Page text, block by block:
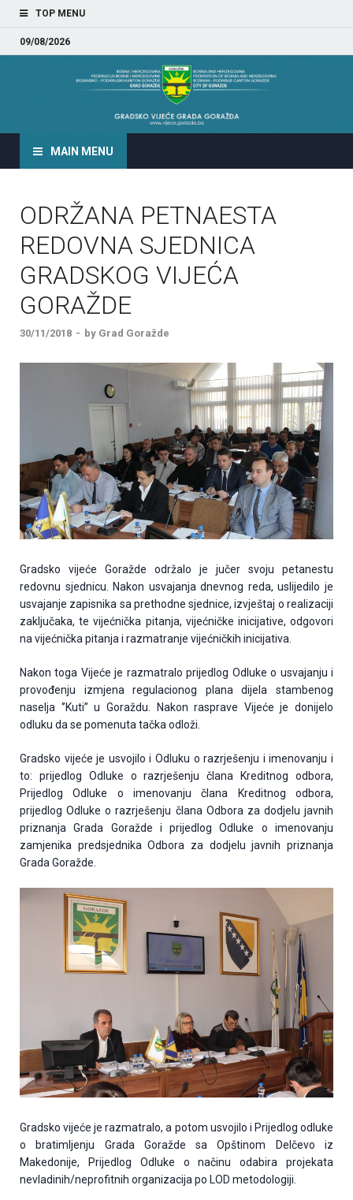
TOP MENU
09/08/2026
GRADSKO VIJEĆE GRADA
MAIN MENU
ODRŽANA PETNAESTA
REDOVNA SJEDNICA
GRADSKOG VIJEĆA
GORAŽDE
30/11/2018 - by Grad Goražde
Gradsko vijeće Goražde održalo je jučer svoju petanestu
redovnu sjednicu. Nakon usvajanja dnevnog reda, uslijedilo je
usvajanje zapisnika sa prethodne sjednice, izvještaj o realizaciji
zaključaka, te vijećnička pitanja, vijećničke inicijative, odgovori
na vijećnička pitanja i razmatranje vijećničkih inicijativa.
Nakon toga Vijeće je razmatralo prijedlog Odluke o usvajanju i
provođenju izmjena regulacionog plana dijela stambenog
naselja ‘’Kuti’’ u Goraždu. Nakon rasprave Vijeće je donijelo
odluku da se pomenuta tačka odloži.
Gradsko vijeće je usvojilo i Odluku o razrješenju i imenovanju i
to: prijedlog Odluke o razrješenju člana Kreditnog odbora,
Prijedlog Odluke o imenovanju člana Kreditnog odbora,
prijedlog Odluke o razrješenju člana Odbora za dodjelu javnih
priznanja Grada Goražde i prijedlog Odluke o imenovanju
zamjenika predsjednika Odbora za dodjelu javnih priznanja
Grada Goražde.
Gradsko vijeće je razmatralo, a potom usvojilo i Prijedlog odluke
o bratimljenju Grada Goražde sa Opštinom Delčevo iz
Makedonije, Prijedlog Odluke o načinu odabira projekata
nevladinih/neprofitnih organizacija po LOD metodologiji.